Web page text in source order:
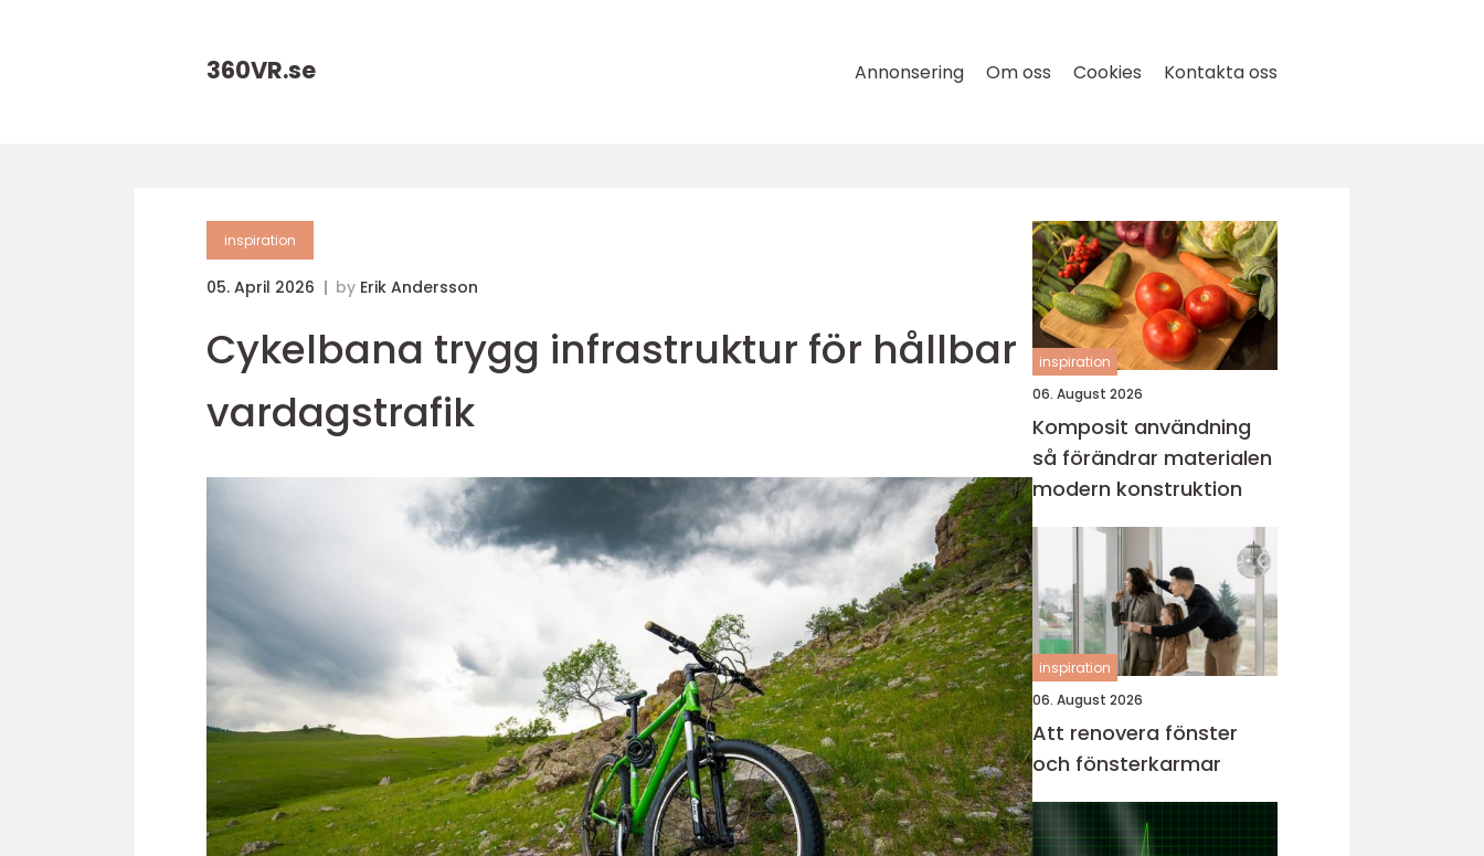
360VR.se Annonsering Om oss Cookies Kontakta oss
inspiration
05. April 2026 by Erik Andersson
Cykelbana trygg infrastruktur för hållbar
vardagstrafik
inspiration
06. August 2026
Komposit användning
så förändrar materialen
modern konstruktion
inspiration
06. August 2026
Att renovera fönster
och fönsterkarmar